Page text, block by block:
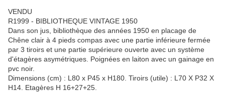
VENDU
R1999 - BIBLIOTHEQUE VINTAGE 1950
Dans son jus, bibliothèque des années 1950 en placage de
Chêne clair à 4 pieds compas avec une partie inférieure fermée
par 3 tiroirs et une partie supérieure ouverte avec un système
d'étagères asymétriques. Poignées en laiton avec un gainage en
pvc noir.
Dimensions (cm) : L80 x P45 x H180. Tiroirs (utile) : L70 X P32 X
H14. Etagères H 16+27+25.